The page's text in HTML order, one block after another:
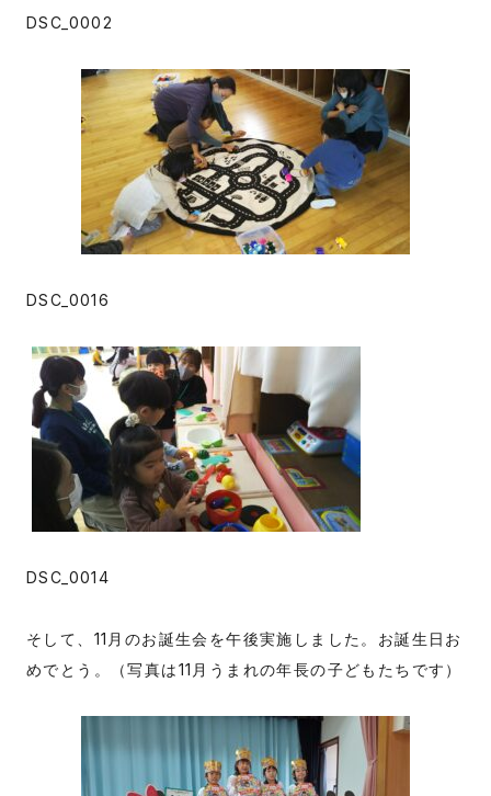
DSC_0002
DSC_0016
DSC_0014
そして、11月のお誕生会を午後実施しました。お誕生日お
めでとう。（写真は11月うまれの年長の子どもたちです）